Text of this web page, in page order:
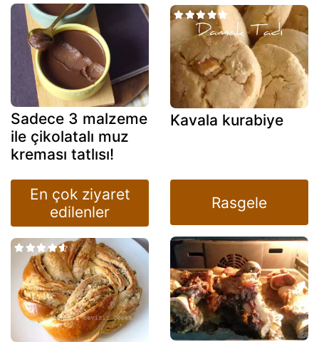
Sadece 3 malzeme
ile çikolatalı muz
kreması tatlısı!
Kavala kurabiye
En çok ziyaret
edilenler
Rasgele